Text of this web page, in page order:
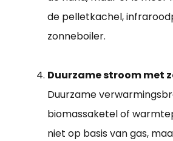
de pelletkachel,
zonneboiler.
Duurzame stroom met
Duurzame
biomassaketel of
niet op basis van gas,